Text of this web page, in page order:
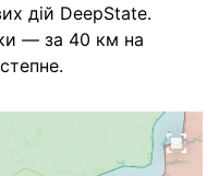
дій DeepState.
— за 40 км на